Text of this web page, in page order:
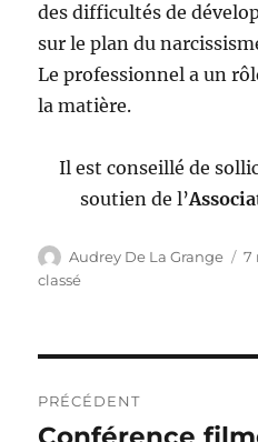
des difficultés de
sur le plan du
Le professionnel a un
la matière.
Il est conseillé de
soutien de l’
Auteur
Audrey De La Grange 7
classé
de
PRÉCÉDENT
Publication